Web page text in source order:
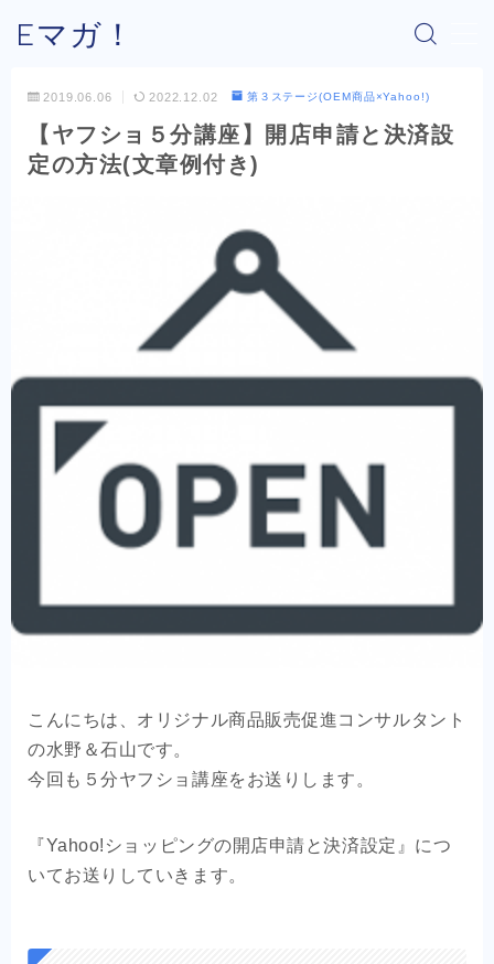
Eマガ！
Eマガ！とは？
OEM商品×Amazon
OEM商品×Yahoo!
OEM商品×楽天
お問い合わせ
2019.06.06 2022.12.02 第３ステージ(OEM商品×Yahoo!)
【ヤフショ５分講座】開店申請と決済設
定の方法(文章例付き)
こんにちは、オリジナル商品販売促進コンサルタント
の水野＆石山です。
今回も５分ヤフショ講座をお送りします。
『Yahoo!ショッピングの開店申請と決済設定』につ
いてお送りしていきます。